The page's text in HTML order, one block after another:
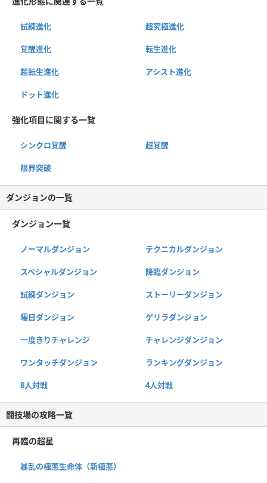
試練進化 超究極進化
覚醒進化 転生進化
超転生進化 アシスト進化
ドット進化
強化項目に関する一覧
シンクロ覚醒 超覚醒
限界突破
ダンジョンの一覧
ダンジョン一覧
ノーマルダンジョン テクニカルダンジョン
スペシャルダンジョン 降臨ダンジョン
試練ダンジョン ストーリーダンジョン
曜日ダンジョン ゲリラダンジョン
一度きりチャレンジ チャレンジダンジョン
ワンタッチダンジョン ランキングダンジョン
8人対戦 4人対戦
闘技場の攻略一覧
再臨の超星
暴乱の極悪生命体（新極悪）